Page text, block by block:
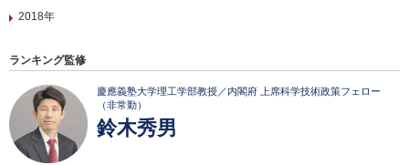
2018年
ランキング監修
慶應義塾大学理工学部教授／内閣府 上席科学技術政策フェロー
（非常勤）
鈴木秀男